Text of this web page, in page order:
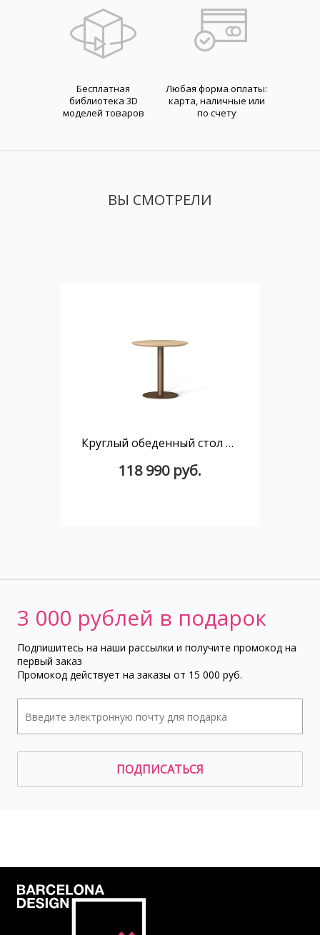
Бесплатная
библиотека 3D
моделей товаров
Любая форма оплаты:
карта, наличные или
по счету
ВЫ СМОТРЕЛИ
Круглый обеденный стол Flamingo R 70
118 990 руб.
3 000 рублей в подарок
Подпишитесь на наши рассылки и получите промокод на
первый заказ
Промокод действует на заказы от 15 000 руб.
ПОДПИСАТЬСЯ